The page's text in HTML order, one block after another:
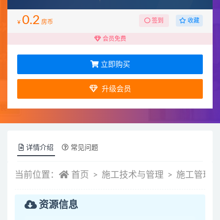
¥ 0.2 房币 签到 收藏
会员免费
立即购买
升级会员
详情介绍 常见问题
当前位置： 首页 施工技术与管理 施工管理
资源信息